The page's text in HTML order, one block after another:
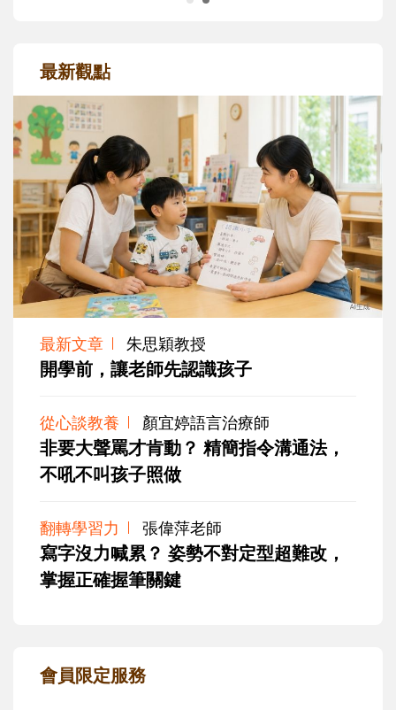
最新觀點
最新文章 朱思穎教授
開學前，讓老師先認識孩子
從心談教養 顏宜婷語言治療師
非要大聲罵才肯動？ 精簡指令溝通法，
不吼不叫孩子照做
翻轉學習力 張偉萍老師
寫字沒力喊累？ 姿勢不對定型超難改，
掌握正確握筆關鍵
會員限定服務